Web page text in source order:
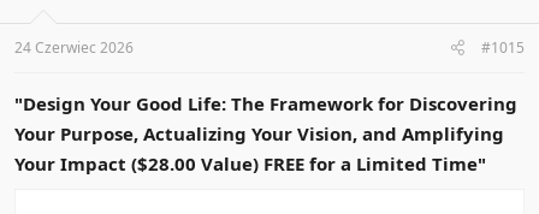
s
:
24 Czerwiec 2026 #1015
"Design Your Good Life: The Framework for Discovering
Your Purpose, Actualizing Your Vision, and Amplifying
Your Impact ($28.00 Value) FREE for a Limited Time"